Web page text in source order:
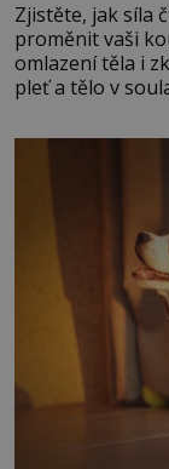
Zjistěte, jak síla
proměnit vaši
omlazení těla i
pleť a tělo v
povaze, ale i v
Ženy narozené
nesou žár,